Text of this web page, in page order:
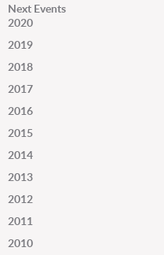
Next Events
2020
2019
2018
2017
2016
2015
2014
2013
2012
2011
2010